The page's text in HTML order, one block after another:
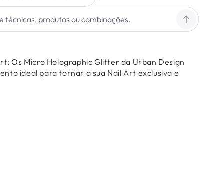
Os Micro Holographic Glitter da Urban Design
ideal para tornar a sua Nail Art exclusiva e